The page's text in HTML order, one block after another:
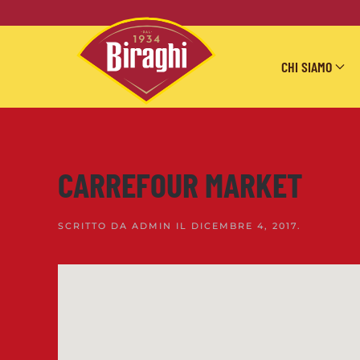
Skip to main content
CHI SIAMO
CARREFOUR MARKET
SCRITTO DA ADMIN IL DICEMBRE 4, 2017.